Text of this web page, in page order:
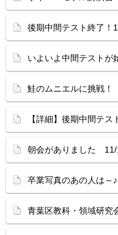
後期中間テスト終了！
いよいよ中間テスト
鮭のムニエルに挑戦
【詳細】後期中間テ
朝会がありました 11/
卒業写真のあの人は
青葉区教科・領域研